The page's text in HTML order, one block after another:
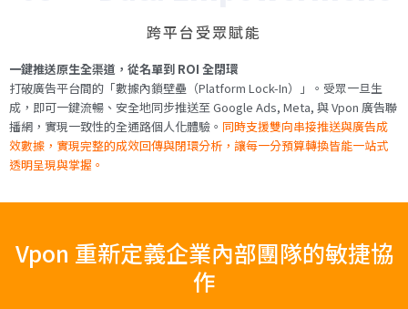
跨平台受眾賦能
一鍵推送原生全渠道，從名單到 ROI 全閉環
打破廣告平台間的「數據內鎖壁壘（Platform Lock-In）」。受眾一旦生
成，即可一鍵流暢、安全地同步推送至 Google Ads, Meta, 與 Vpon 廣告聯
播網，實現一致性的全通路個人化體驗。 同時支援雙向串接推送與廣告成
效數據，實現完整的成效回傳與閉環分析，讓每一分預算轉換皆能一站式
透明呈現與掌握。
Vpon 重新定義企業內部團隊的敏捷協
作